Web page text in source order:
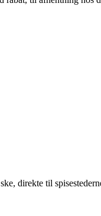
direkte til